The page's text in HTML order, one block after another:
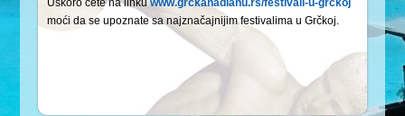
Uskoro ćete na linkuwww.grckanadlanu.rs/festivali-u-grckoj
moći da se upoznate sa najznačajnijim festivalima u Grčkoj.